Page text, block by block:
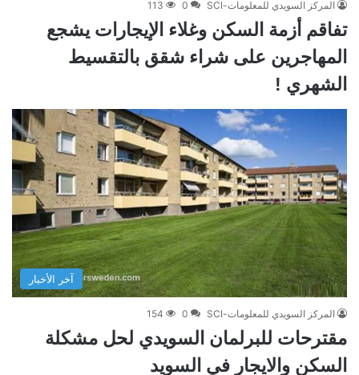
المركز السويدي للمعلومات-SCI 0
113
تفاقم أزمة السكن وغلاء الإيجارات يشجع
المهاجرين على شراء شقق بالتقسيط
الشهري !
آخر الأخبار
المركز السويدي للمعلومات-SCI 0
154
مقترحات للبرلمان السويدي لحل مشكلة
السكن والايجار في السويد